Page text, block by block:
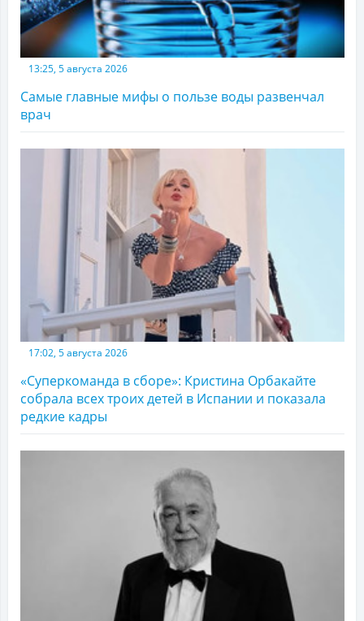
13:25, 5 августа 2026
Самые главные мифы о пользе воды развенчал
врач
17:02, 5 августа 2026
«Суперкоманда в сборе»: Кристина Орбакайте
собрала всех троих детей в Испании и показала
редкие кадры